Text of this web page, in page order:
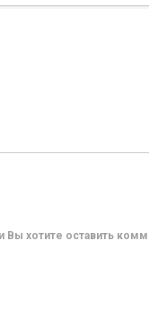
Вы хотите оставить